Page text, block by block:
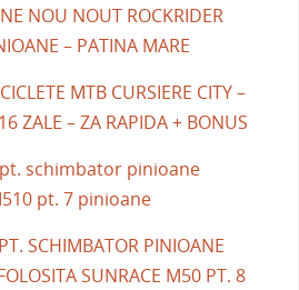
NOU NOUT ROCKRIDER
– PATINA MARE
MTB CURSIERE CITY –
ZALE – ZA RAPIDA + BONUS
schimbator pinioane
pt. 7 pinioane
SCHIMBATOR PINIOANE
SUNRACE M50 PT. 8